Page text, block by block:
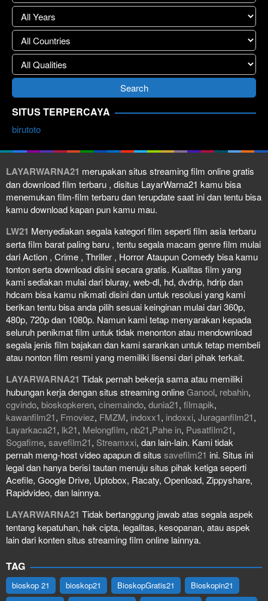
SITUS TERPERCAYA
birutoto
LAYARWARNA21 merupakan situs streaming film online gratis
dan download film terbaru , disitus LayarWarna21 kamu bisa
menemukan film-film terbaru dan terupdate saat ini dan tentu bisa
kamu download kapan pun kamu mau.
LW21 Menyediakan segala kategori film seperti film asia terbaru
serta film barat paling baru , tentu segala macam genre film mulai
dari Action , Crime , Thriller , Horror Ataupun Comedy bisa kamu
tonton serta download disini secara gratis. Kualitas film yang
kami sediakan mulai dari bluray, web-dl, hd, dvdrip, hdrip dan
hdcam bisa kamu nikmati disini dan untuk resolusi yang kami
berikan tentu bisa anda pilih sesuai keinginan mulai dari 360p,
480p, 720p dan 1080p. Namun kami tetap menyarakan kepada
seluruh penikmat film untuk tidak menonton atau mendownload
segala jenis film bajakan dan kami sarankan untuk tetap membeli
atau nonton film resmi yang memiliki lisensi dari pihak terkait.
LAYARWARNA21 Tidak pernah bekerja sama atau memiliki
hubungan kerja dengan situs streaming onlineGanool, rebahin,
cgvindo, bioskopkeren, cinemaindo, dunia21, filmapik,
kawanfilm21, Fmoviez, FMZM, indoxx1, indoxxi, Juraganfilm21,
Layarkaca21, lk21, Melongfilm, nb21,Pahe in, Pusatfilm21,
Sogafime, savefilm21, Streamxxi, dan lain-lain. Kami tidak
pernah meng-host video apapun di situs savefilm21 ini. Situs ini
legal dan hanya berisi tautan menuju situs pihak ketiga seperti
Acefile, Google Drive, Uptobox, Racaty, Openload, Zippyshare,
Rapidvideo, dan lainnya.
LAYARWARNA21 Tidak bertanggung jawab atas segala aspek
tentang kepatuhan, hak cipta, legalitas, kesopanan, atau aspek
lain dari konten situs streaming film online lainnya.
TAG
bioskop 21 bioskop21 BioskopGratis21
Bioskopin21